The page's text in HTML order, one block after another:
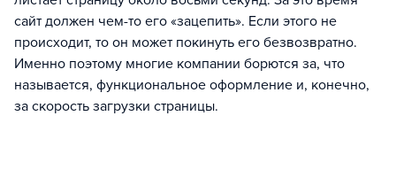
сайт должен чем-то его «зацепить». Если этого не
происходит, то он может покинуть его безвозвратно.
Именно поэтому многие компании борются за, что
называется, функциональное оформление и, конечно,
за скорость загрузки страницы.